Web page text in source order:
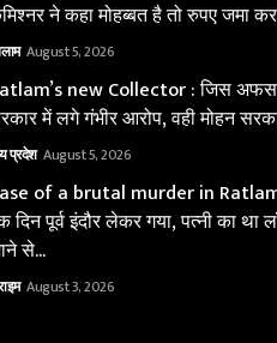
ने कहा मोहब्बत है तो रुपए जमा
August 5, 2026
new Collector : जिस
में लगे गंभीर आरोप, वही मोहन
प्रदेश August 5, 2026
of a brutal murder in Ratlam
दिन पूर्व इंदौर लेकर गया, पत्नी का था
से...
August 3, 2026